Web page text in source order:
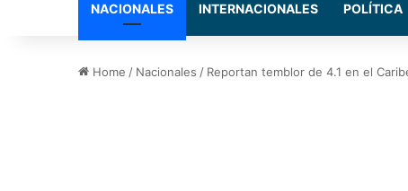
NACIONALES INTERNACIONALES POLÍTICA
Home / Nacionales / Reportan temblor de 4.1 en el